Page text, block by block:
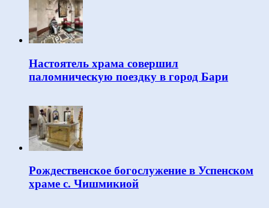
Настоятель храма совершил
паломническую поездку в город Бари
Рождественское богослужение в Успенском
храме с. Чишмикиой